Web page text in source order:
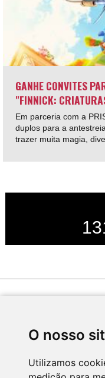
O nosso
Utilizamos
GANHE CONVITES
"FINNICK:
Em parceria com a
duplos para a
trazer muita magia,